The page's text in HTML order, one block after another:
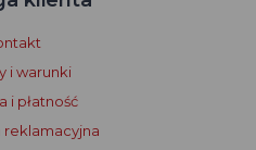
i warunki
i płatność
reklamacyjna